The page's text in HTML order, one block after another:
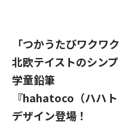
「つかうたびワクワ
北欧テイストのシン
学童鉛筆
『hahatoco （ハハ
デザイン登場！